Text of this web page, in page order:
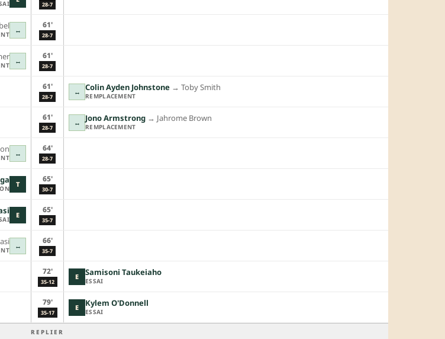
28-7
↔
61'
28-7
↔
61'
28-7
61'
28-7
↔ Colin Ayden Johnstone →︎ Toby Smith
REMPLACEMENT
61'
28-7
↔ Jono Armstrong →︎ Jahrome Brown
REMPLACEMENT
↔
64'
28-7
T
65'
30-7
E
65'
35-7
↔
66'
35-7
72'
35-12
E Samisoni Taukeiaho
ESSAI
79'
35-17
E Kylem O'Donnell
ESSAI
REPLIER